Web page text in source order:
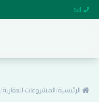
الرئيسية/المشروعات العقارية/